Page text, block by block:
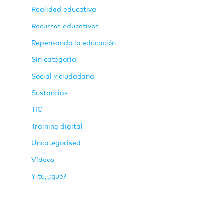
Realidad educativa
Recursos educativos
Repensando la educación
Sin categoría
Social y ciudadana
Sustancias
TIC
Training digital
Uncategorised
Vídeos
Y tú, ¿qué?